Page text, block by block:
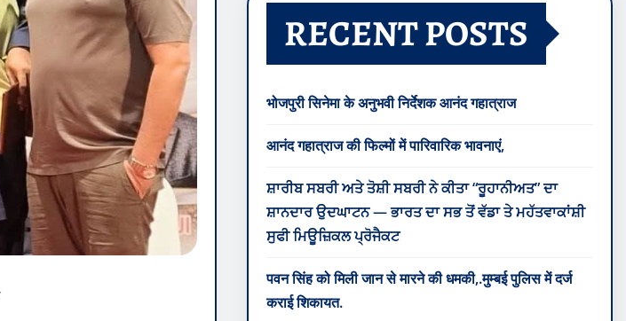
RECENT POSTS
भोजपुरी सिनेमा के अनुभवी निर्देशक आनंद गहात्राज
आनंद गहात्राज की फिल्मों में पारिवारिक भावनाएं,
ਸ਼ਾਰੀਬ ਸਬਰੀ ਅਤੇ ਤੋਸ਼ੀ ਸਬਰੀ ਨੇ ਕੀਤਾ “ਰੂਹਾਨੀਅਤ” ਦਾ
ਸ਼ਾਨਦਾਰ ਉਦਘਾਟਨ — ਭਾਰਤ ਦਾ ਸਭ ਤੋਂ ਵੱਡਾ ਤੇ ਮਹੱਤਵਾਕਾਂਸ਼ੀ
ਸੁਫੀ ਮਿਊਜ਼ਿਕਲ ਪ੍ਰੋਜੈਕਟ
पवन सिंह को मिली जान से मारने की धमकी,.मुम्बई पुलिस में दर्ज
कराई शिकायत.